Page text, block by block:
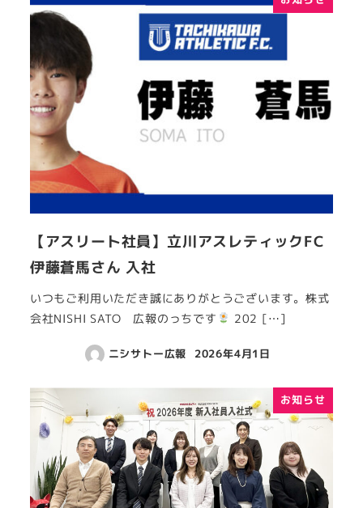
【アスリート社員】立川アスレティックFC
伊藤蒼馬さん 入社
いつもご利用いただき誠にありがとうございます。株式
会社NISHI SATO 広報のっちです
202 […]
ニシサトー広報 2026年4月1日
お知らせ